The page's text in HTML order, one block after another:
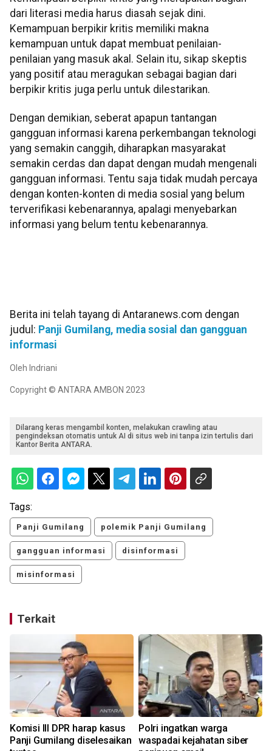
dari literasi media harus diasah sejak dini.
Kemampuan berpikir kritis memiliki makna
kemampuan untuk dapat membuat penilaian-
penilaian yang masuk akal. Selain itu, sikap skeptis
yang positif atau meragukan sebagai bagian dari
berpikir kritis juga perlu untuk dilestarikan.
Dengan demikian, seberat apapun tantangan
gangguan informasi karena perkembangan teknologi
yang semakin canggih, diharapkan masyarakat
semakin cerdas dan dapat dengan mudah mengenali
gangguan informasi. Tentu saja tidak mudah percaya
dengan konten-konten di media sosial yang belum
terverifikasi kebenarannya, apalagi menyebarkan
informasi yang belum tentu kebenarannya.
Berita ini telah tayang di Antaranews.com dengan
judul: Panji Gumilang, media sosial dan gangguan
informasi
Oleh Indriani
Copyright © ANTARA AMBON 2023
Dilarang keras mengambil konten, melakukan crawling atau
pengindeksan otomatis untuk AI di situs web ini tanpa izin tertulis dari
Kantor Berita ANTARA.
Tags:
Panji Gumilang polemik Panji Gumilang
gangguan informasi disinformasi
misinformasi
Terkait
Komisi III DPR harap kasus
Panji Gumilang diselesaikan
Polri ingatkan warga
waspadai kejahatan siber